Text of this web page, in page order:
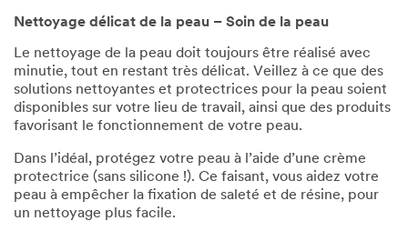
Nettoyage délicat de la peau – Soin de la peau
Le nettoyage de la peau doit toujours être réalisé avec
minutie, tout en restant très délicat. Veillez à ce que des
solutions nettoyantes et protectrices pour la peau soient
disponibles sur votre lieu de travail, ainsi que des produits
favorisant le fonctionnement de votre peau.
Dans l’idéal, protégez votre peau à l’aide d’une crème
protectrice (sans silicone !). Ce faisant, vous aidez votre
peau à empêcher la fixation de saleté et de résine, pour
un nettoyage plus facile.